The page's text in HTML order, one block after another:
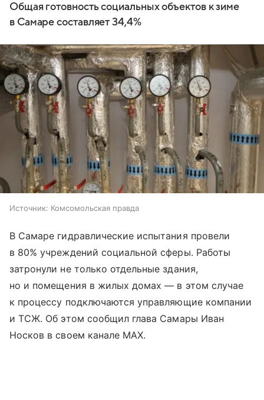
Общая готовность социальных объектов к зиме
в Самаре составляет 34,4%
Источник: Комсомольская правда
В Самаре гидравлические испытания провели
в 80% учреждений социальной сферы. Работы
затронули не только отдельные здания,
но и помещения в жилых домах — в этом случае
к процессу подключаются управляющие компании
и ТСЖ. Об этом сообщил глава Самары Иван
Носков в своем канале МАХ.